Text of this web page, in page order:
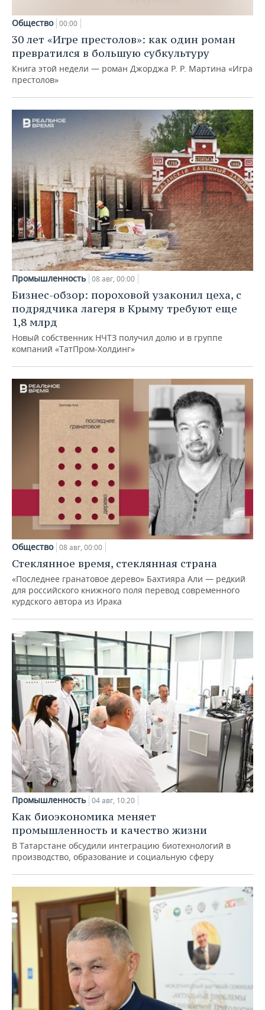
Общество 00:00
30 лет «Игре престолов»: как один роман
превратился в большую субкультуру
Книга этой недели — роман Джорджа Р. Р. Мартина «Игра
престолов»
Промышленность 08 авг, 00:00
Бизнес-обзор: пороховой узаконил цеха, с
подрядчика лагеря в Крыму требуют еще
1,8 млрд
Новый собственник НЧТЗ получил долю и в группе
компаний «ТатПром-Холдинг»
Общество 08 авг, 00:00
Стеклянное время, стеклянная страна
«Последнее гранатовое дерево» Бахтияра Али — редкий
для российского книжного поля перевод современного
курдского автора из Ирака
Промышленность 04 авг, 10:20
Как биоэкономика меняет
промышленность и качество жизни
В Татарстане обсудили интеграцию биотехнологий в
производство, образование и социальную сферу